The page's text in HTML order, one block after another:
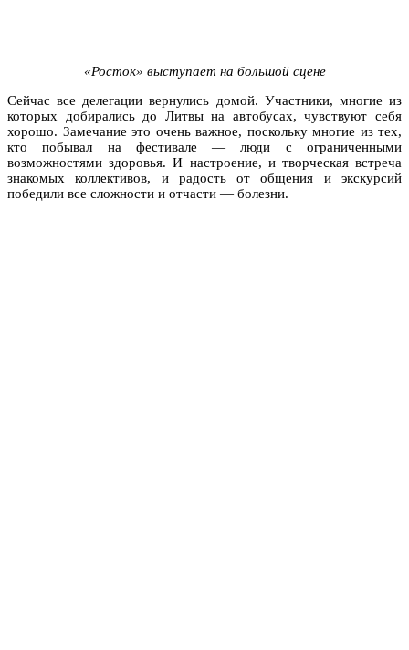
«Росток» выступает на большой сцене
Сейчас все делегации вернулись домой. Участники, многие из
которых добирались до Литвы на автобусах, чувствуют себя
хорошо. Замечание это очень важное, поскольку многие из тех,
кто побывал на фестивале — люди с ограниченными
возможностями здоровья. И настроение, и творческая встреча
знакомых коллективов, и радость от общения и экскурсий
победили все сложности и отчасти — болезни.